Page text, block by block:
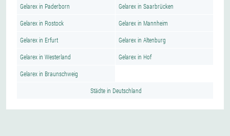
Gelarex in Paderborn Gelarex in Saarbrücken
Gelarex in Rostock Gelarex in Mannheim
Gelarex in Erfurt Gelarex in Altenburg
Gelarex in Westerland Gelarex in Hof
Gelarex in Braunschweig
Städte in Deutschland